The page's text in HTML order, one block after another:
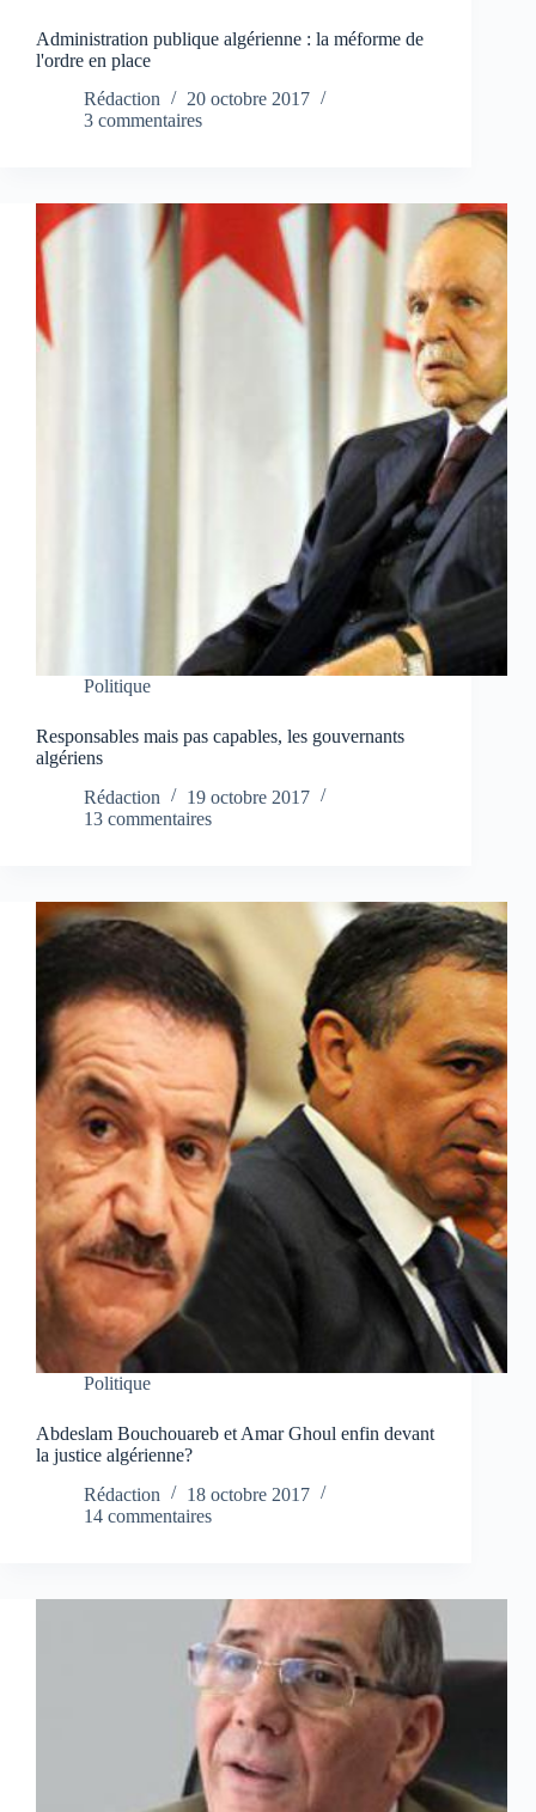
Administration publique algérienne : la méforme de
l'ordre en place
Rédaction
20 octobre 2017
3 commentaires
Politique
Responsables mais pas capables, les gouvernants
algériens
Rédaction
19 octobre 2017
13 commentaires
Politique
Abdeslam Bouchouareb et Amar Ghoul enfin devant
la justice algérienne?
Rédaction
18 octobre 2017
14 commentaires